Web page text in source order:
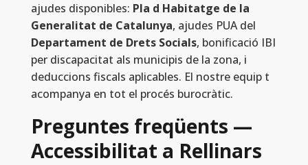
ajudes disponibles: Pla d Habitatge de la
Generalitat de Catalunya, ajudes PUA del
Departament de Drets Socials, bonificació IBI
per discapacitat als municipis de la zona, i
deduccions fiscals aplicables. El nostre equip t
acompanya en tot el procés burocràtic.
Preguntes freqüents —
Accessibilitat a Rellinars